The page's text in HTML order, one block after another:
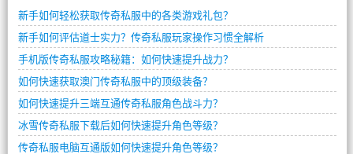
新手如何轻松获取传奇私服中的各类游戏礼包？
新手如何评估道士实力？传奇私服玩家操作习惯全解析
手机版传奇私服攻略秘籍：如何快速提升战力？
如何快速获取澳门传奇私服中的顶级装备？
如何快速提升三端互通传奇私服角色战斗力？
冰雪传奇私服下载后如何快速提升角色等级？
传奇私服电脑互通版如何快速提升角色等级？